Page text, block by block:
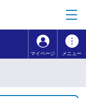
ションへ移動
マイページ メニュー